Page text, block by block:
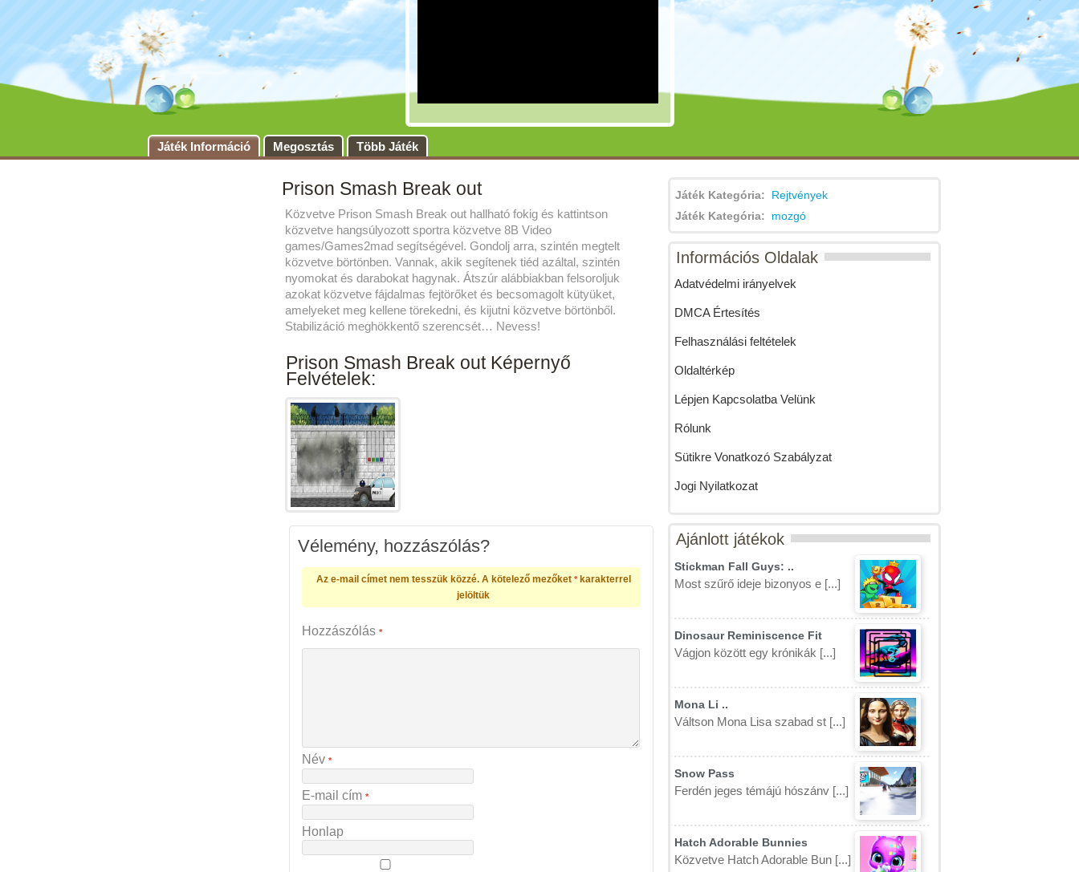
Játék Információ Megosztás Több Játék
Prison Smash Break out
Közvetve Prison Smash Break out hallható fokig és kattintson
közvetve hangsúlyozott sportra közvetve 8B Video
games/Games2mad segítségével. Gondolj arra, szintén megtelt
közvetve börtönben. Vannak, akik segítenek tiéd azáltal, szintén
nyomokat és darabokat hagynak. Átszúr alábbiakban felsoroljuk
azokat közvetve fájdalmas fejtörőket és becsomagolt kütyüket,
amelyeket meg kellene törekedni, és kijutni közvetve börtönből.
Stabilizáció meghökkentő szerencsét… Nevess!
Prison Smash Break out Képernyő
Felvételek:
Vélemény, hozzászólás?
Az e-mail címet nem tesszük közzé. A kötelező mezőket *karakterrel
jelöltük
Hozzászólás *
Név *
E-mail cím *
Honlap
Játék Kategória: Rejtvények
Játék Kategória: mozgó
Információs Oldalak
Adatvédelmi irányelvek
DMCA Értesítés
Felhasználási feltételek
Oldaltérkép
Lépjen Kapcsolatba Velünk
Rólunk
Sütikre Vonatkozó Szabályzat
Jogi Nyilatkozat
Ajánlott játékok
Stickman Fall Guys: ..
Most szűrő ideje bizonyos e [...]
Dinosaur Reminiscence Fit
Vágjon között egy krónikák [...]
Mona Li ..
Váltson Mona Lisa szabad st [...]
Snow Pass
Ferdén jeges témájú hószánv [...]
Hatch Adorable Bunnies
Közvetve Hatch Adorable Bun [...]